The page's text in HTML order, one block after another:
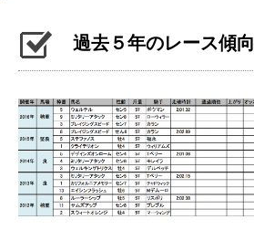
過去５年のレース傾向